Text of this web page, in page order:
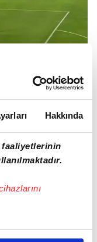
Hakkında
faaliyetlerinin
özel